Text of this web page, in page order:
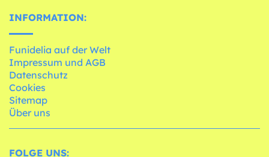
INFORMATION:
Funidelia auf der Welt
Impressum und AGB
Datenschutz
Cookies
Sitemap
Über uns
FOLGE UNS: